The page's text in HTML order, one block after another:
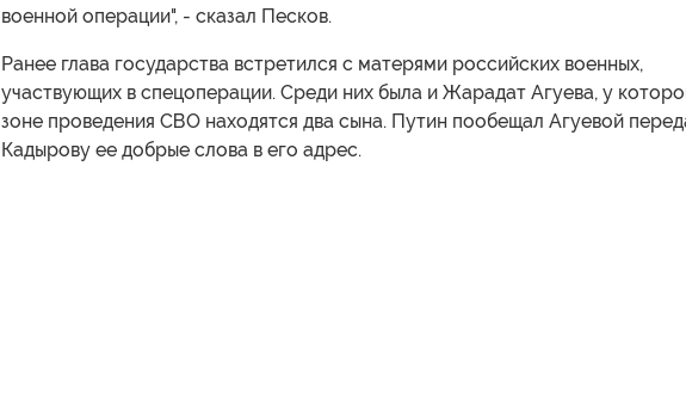
военной операции", - сказал Песков.
Ранее глава государства встретился с матерями российских военных,
участвующих в спецоперации. Среди них была и Жарадат Агуева, у
зоне проведения СВО находятся два сына. Путин пообещал Агуевой
Кадырову ее добрые слова в его адрес.